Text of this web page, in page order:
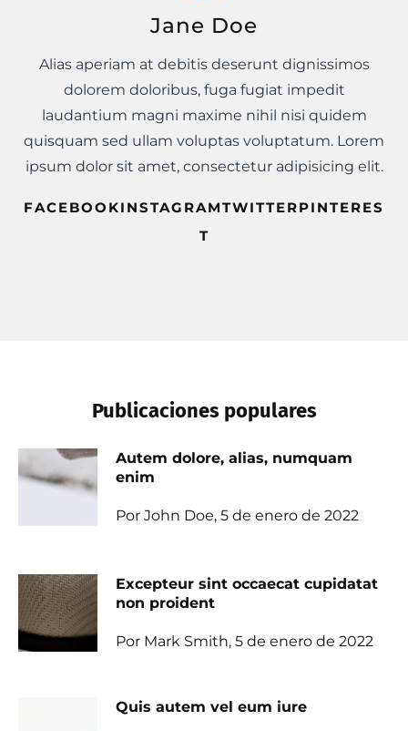
Jane Doe
Alias aperiam at debitis deserunt dignissimos
dolorem doloribus, fuga fugiat impedit
laudantium magni maxime nihil nisi quidem
quisquam sed ullam voluptas voluptatum. Lorem
ipsum dolor sit amet, consectetur adipisicing elit.
FACEBOOKINSTAGRAMTWITTERPINTERES
T
Publicaciones populares
Autem dolore, alias, numquam
enim
Por John Doe, 5 de enero de 2022
Excepteur sint occaecat cupidatat
non proident
Por Mark Smith, 5 de enero de 2022
Quis autem vel eum iure